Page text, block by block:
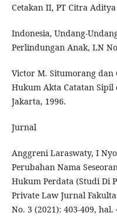
Cetakan II, PT Citra
Indonesia, Undang-
Perlindungan Anak, LN
Victor M. Situmorang dan
Hukum Akta Catatan
Jakarta, 1996.
Jurnal
Anggreni Laraswaty, I
Perubahan Nama
Hukum Perdata (Studi Di
Private Law Jurnal
No. 3 (2021): 403-409, hal.